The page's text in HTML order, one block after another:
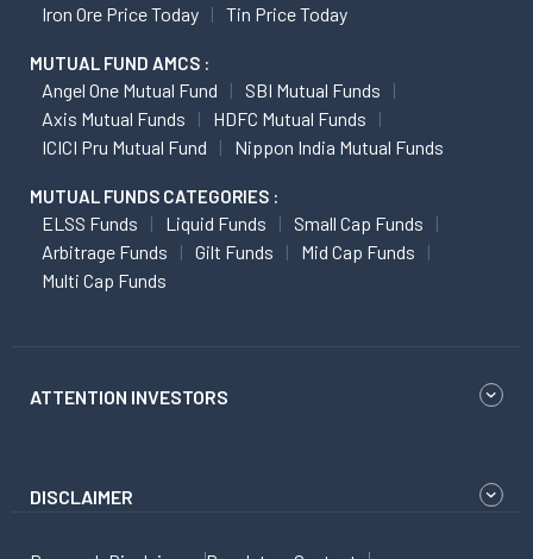
Iron Ore Price Today
Tin Price Today
MUTUAL FUND AMCS :
Angel One Mutual Fund
SBI Mutual Funds
Axis Mutual Funds
HDFC Mutual Funds
ICICI Pru Mutual Fund
Nippon India Mutual Funds
MUTUAL FUNDS CATEGORIES :
ELSS Funds Liquid Funds
Small Cap Funds
Arbitrage Funds
Gilt Funds
Mid Cap Funds
Multi Cap Funds
ATTENTION INVESTORS
DISCLAIMER